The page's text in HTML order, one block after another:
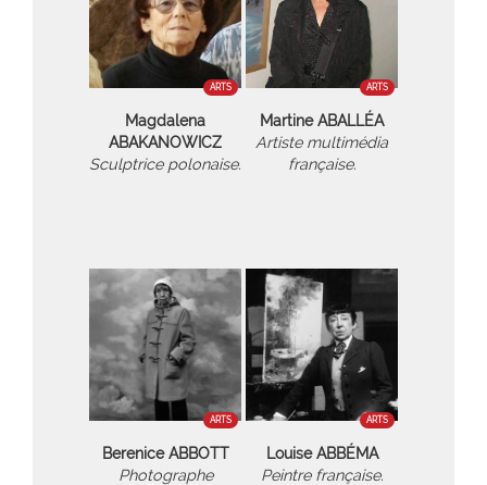
ARTS
Magdalena
ABAKANOWICZ
Sculptrice polonaise.
ARTS
Martine ABALLÉA
Artiste multimédia
française.
ARTS
Berenice ABBOTT
Photographe
ARTS
Louise ABBÉMA
Peintre française.